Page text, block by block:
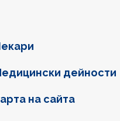
дейности
на сайта